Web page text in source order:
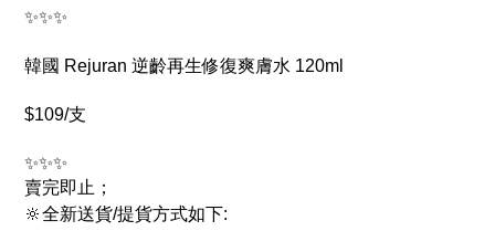
✨✨✨
韓國 Rejuran 逆齡再生修復爽膚水 120ml
$109/支
✨✨✨
賣完即止；
🔆全新送貨/提貨方式如下: